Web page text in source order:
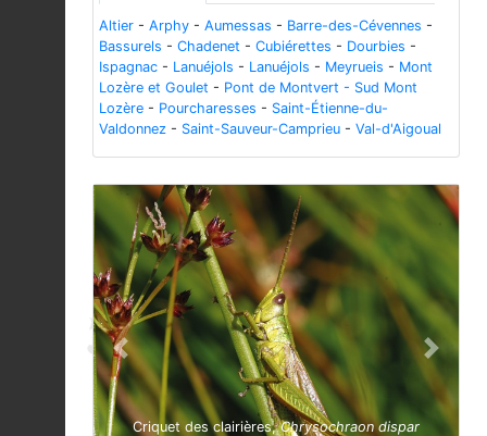
Altier - Arphy - Aumessas - Barre-des-Cévennes -
Bassurels - Chadenet - Cubiérettes - Dourbies -
Ispagnac - Lanuéjols - Lanuéjols - Meyrueis - Mont
Lozère et Goulet - Pont de Montvert - Sud Mont
Lozère - Pourcharesses - Saint-Étienne-du-
Valdonnez - Saint-Sauveur-Camprieu - Val-d'Aigoual
Criquet des clairières,Chrysochraon dispar
Previous Next